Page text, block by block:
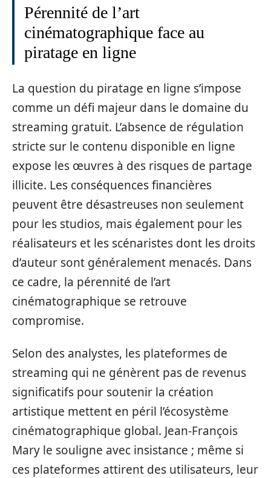
Pérennité de l’art
cinématographique face au
piratage en ligne
La question du piratage en ligne s’impose
comme un défi majeur dans le domaine du
streaming gratuit. L’absence de régulation
stricte sur le contenu disponible en ligne
expose les œuvres à des risques de partage
illicite. Les conséquences financières
peuvent être désastreuses non seulement
pour les studios, mais également pour les
réalisateurs et les scénaristes dont les droits
d’auteur sont généralement menacés. Dans
ce cadre, la pérennité de l’art
cinématographique se retrouve
compromise.
Selon des analystes, les plateformes de
streaming qui ne génèrent pas de revenus
significatifs pour soutenir la création
artistique mettent en péril l’écosystème
cinématographique global. Jean-François
Mary le souligne avec insistance ; même si
ces plateformes attirent des utilisateurs, leur